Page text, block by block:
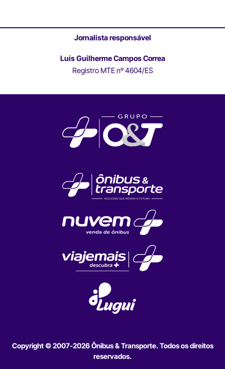
Jornalista responsável
Luís Guilherme Campos Correa
Registro MTE nº 4604/ES
Copyright © 2007-2026 Ônibus & Transporte. Todos os direitos
reservados.